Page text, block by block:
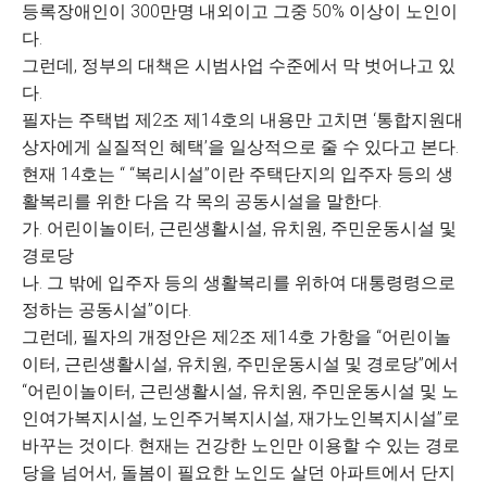
등록장애인이 300만명 내외이고 그중 50% 이상이 노인이
다.
그런데, 정부의 대책은 시범사업 수준에서 막 벗어나고 있
다.
필자는 주택법 제2조 제14호의 내용만 고치면 ‘통합지원대
상자에게 실질적인 혜택’을 일상적으로 줄 수 있다고 본다.
현재 14호는 “ “복리시설”이란 주택단지의 입주자 등의 생
활복리를 위한 다음 각 목의 공동시설을 말한다.
가. 어린이놀이터, 근린생활시설, 유치원, 주민운동시설 및
경로당
나. 그 밖에 입주자 등의 생활복리를 위하여 대통령령으로
정하는 공동시설”이다.
그런데, 필자의 개정안은 제2조 제14호 가항을 “어린이놀
이터, 근린생활시설, 유치원, 주민운동시설 및 경로당”에서
“어린이놀이터, 근린생활시설, 유치원, 주민운동시설 및 노
인여가복지시설, 노인주거복지시설, 재가노인복지시설”로
바꾸는 것이다. 현재는 건강한 노인만 이용할 수 있는 경로
당을 넘어서, 돌봄이 필요한 노인도 살던 아파트에서 단지